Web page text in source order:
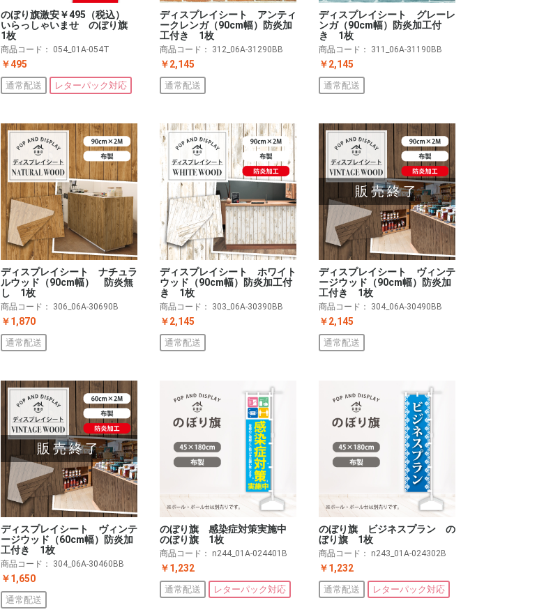
のぼり旗激安￥495（税込）
いらっしゃいませ のぼり旗
1枚
商品コード： 054_01A-054T
￥495
通常配送 レターパック対応
ディスプレイシート アンティ
ークレンガ（90cm幅）防炎加
工付き 1枚
商品コード： 312_06A-31290BB
￥2,145
通常配送
ディスプレイシート グレーレ
ンガ（90cm幅）防炎加工付
き 1枚
商品コード： 311_06A-31190BB
￥2,145
通常配送
ディスプレイシート ナチュラ
ルウッド（90cm幅） 防炎無
し 1枚
商品コード： 306_06A-30690B
￥1,870
通常配送
ディスプレイシート ホワイト
ウッド（90cm幅）防炎加工付
き 1枚
商品コード： 303_06A-30390BB
￥2,145
通常配送
販売終了
ディスプレイシート ヴィンテ
ージウッド（90cm幅）防炎加
工付き 1枚
商品コード： 304_06A-30490BB
￥2,145
通常配送
販売終了
ディスプレイシート ヴィンテ
ージウッド（60cm幅）防炎加
工付き 1枚
商品コード： 304_06A-30460BB
￥1,650
通常配送
のぼり旗 感染症対策実施中
のぼり旗 1枚
商品コード： n244_01A-024401B
￥1,232
通常配送 レターパック対応
のぼり旗 ビジネスプラン の
ぼり旗 1枚
商品コード： n243_01A-024302B
￥1,232
通常配送 レターパック対応